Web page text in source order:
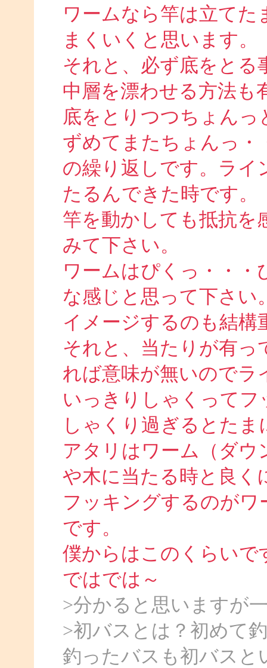
ワームなら竿は立てた
まくいくと思います。
それと、必ず底をとる
中層を漂わせる方法も
底をとりつつちょん
ずめてまたちょんっ・
の繰り返しです。ライ
たるんできた時です。
竿を動かしても抵抗を
みて下さい。
ワームはぴくっ・・
な感じと思って下さい
イメージするのも結構
それと、当たりが有っ
れば意味が無いのでラ
いっきりしゃくってフ
しゃくり過ぎるとた
アタリはワーム（ダ
や木に当たる時と良く
フッキングするのが
です。
僕からはこのくらいで
ではでは～
>分かると思いますが
>初バスとは？初めて
釣ったバスも初バスと